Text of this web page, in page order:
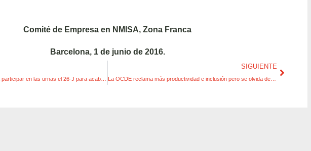
Comité de Empresa en NMISA, Zona Franca
Barcelona, 1 de junio de 2016.
SIGUIENTE
La OCDE reclama más productividad e inclusión pero se olvida de la elusión fiscal